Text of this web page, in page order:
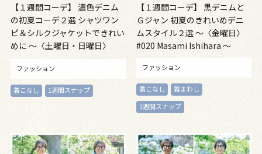
【１週間コーデ】 濃色デニム
の初夏コーデ２選 シャツワン
ピ＆シルクジャケットできれい
めに ～〈土曜日・日曜日〉
ファッション
着こなし 1週間スナップ
【１週間コーデ】 黒デニムと
Ｇジャン 初夏のきれいめデニ
ムスタイル２選 ～〈金曜日〉
#020 Masami Ishihara ～
ファッション
着こなし
着まわし
1週間スナップ